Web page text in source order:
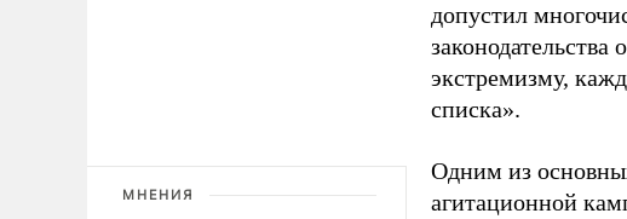
МНЕНИЯ
допустил
экстремизму,
списка».
Одним из
агитационной